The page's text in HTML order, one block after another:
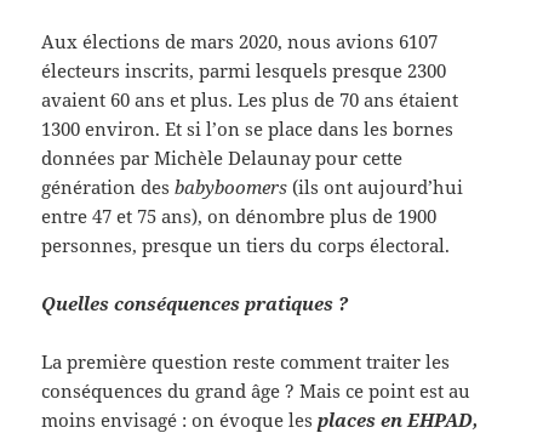
Aux élections de mars 2020, nous avions 6107
électeurs inscrits, parmi lesquels presque 2300
avaient 60 ans et plus. Les plus de 70 ans étaient
1300 environ. Et si l’on se place dans les bornes
données par Michèle Delaunay pour cette
génération desbabyboomers (ils ont aujourd’hui
entre 47 et 75 ans), on dénombre plus de 1900
personnes, presque un tiers du corps électoral.
Quelles conséquences pratiques ?
La première question reste comment traiter les
conséquences du grand âge ? Mais ce point est au
moins envisagé : on évoque les places en EHPAD,